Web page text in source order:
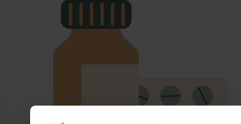
. Innehåller 1 objekt.